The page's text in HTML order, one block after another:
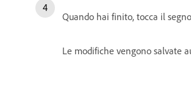
Quando hai finito, tocca il
Le modifiche vengono salvate